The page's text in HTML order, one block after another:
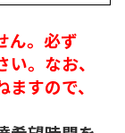
ん。必ず
。なお、
すので、